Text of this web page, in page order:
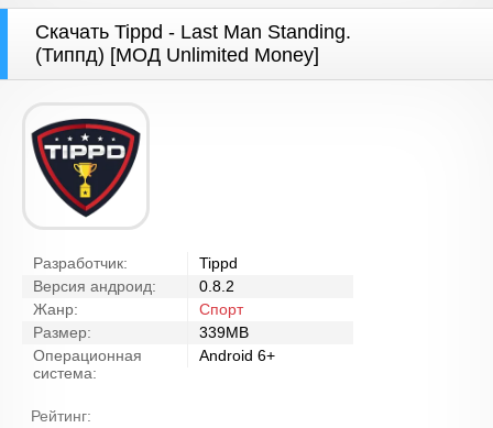
Скачать Tippd - Last Man Standing.
(Типпд) [МОД Unlimited Money]
Разработчик:
Tippd
Версия андроид:
0.8.2
Жанр:
Спорт
Размер:
339MB
Операционная
система:
Android 6+
Рейтинг: